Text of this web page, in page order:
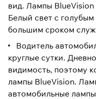
вид. Лампы BlueVision
Белый свет с голубым
большим сроком
Водитель
круглые сутки.
видимость, поэтому
лампы BlueVision.
автомобильные